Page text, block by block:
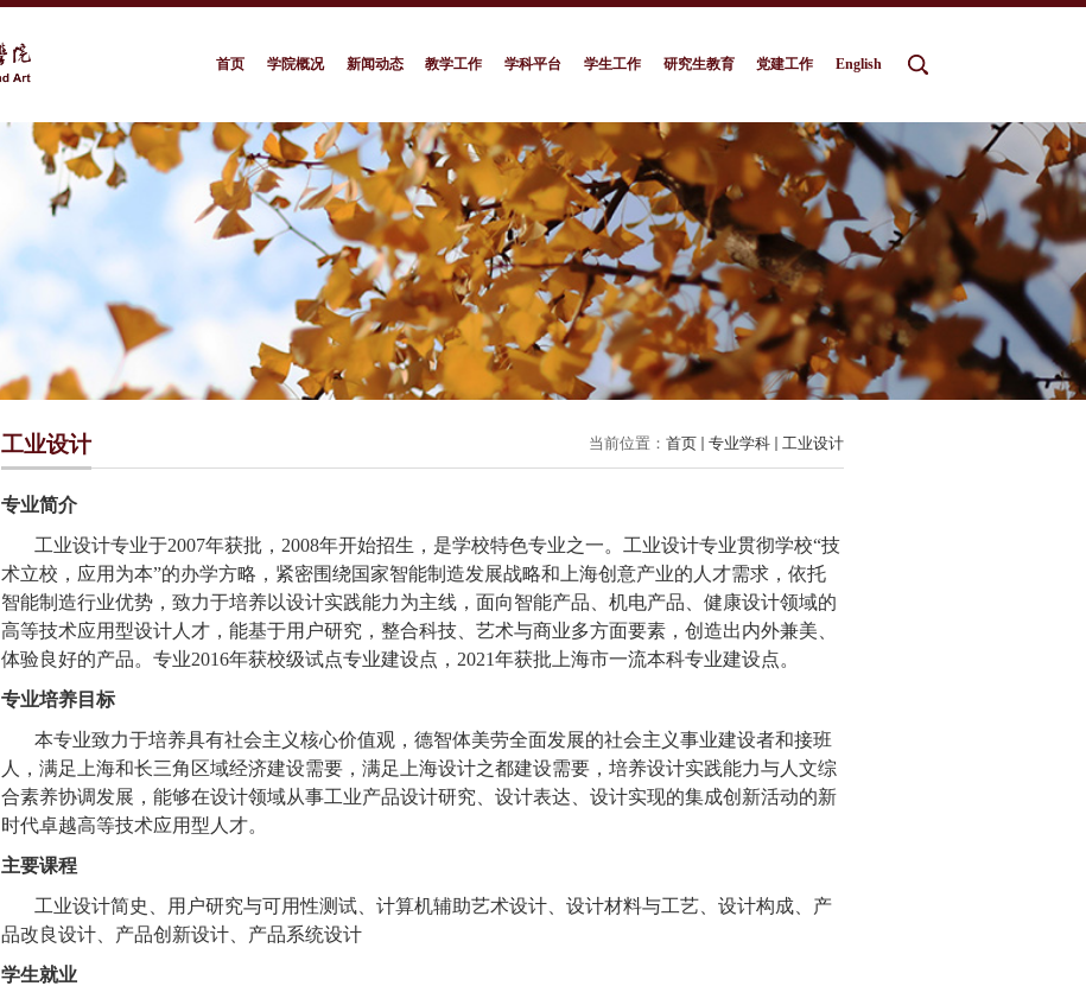
首页 学院概况 新闻动态 教学工作 学科平台 学生工作 研究生教育 党建工作 English
当前位置： 首页 专业学科 工业设计
工业设计
专业简介
工业设计专业于2007年获批， 2008年开始招生，是学校特色专业之一。工业设计专业贯彻学校“技
术立校，应用为本”的办学方略，紧密围绕国家智能制造发展战略和上海创意产业的人才需求，依托
智能制造行业优势，致力于培养以设计实践能力为主线，面向智能产品、机电产品、健康设计领域的
高等技术应用型设计人才，能基于用户研究，整合科技、艺术与商业多方面要素，创造出内外兼美、
体验良好的产品。专业2016年获校级试点专业建设点， 2021年获批上海市一流本科专业建设点。
专业培养目标
本专业致力于培养具有社会主义核心价值观，德智体美劳全面发展的社会主义事业建设者和接班
人，满足上海和长三角区域经济建设需要，满足上海设计之都建设需要，培养设计实践能力与人文综
合素养协调发展，能够在设计领域从事工业产品设计研究、设计表达、设计实现的集成创新活动的新
时代卓越高等技术应用型人才。
主要课程
工业设计简史、用户研究与可用性测试、计算机辅助艺术设计 、设计材料与工艺、设计构成、产
品改良设计、产品创新设计、产品系统设计
学生就业